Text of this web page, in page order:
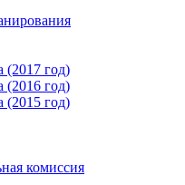
(2017 год)
(2016 год)
(2015 год)
комиссия